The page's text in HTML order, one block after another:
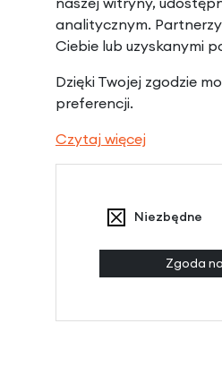
Fioletowy
699,00 zł | -10%
629,10 zł
analitycznym.
Ciebie lub uzyskanymi
Dzięki Twojej zgodzie
preferencji.
Czytaj więcej
Niezbędne
Zgoda